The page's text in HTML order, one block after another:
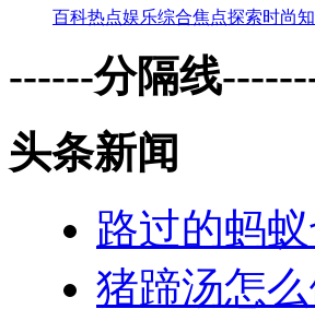
百科热点娱乐综合焦点探索时尚
------分隔线
头条新闻
路过的蚂
猪蹄汤怎